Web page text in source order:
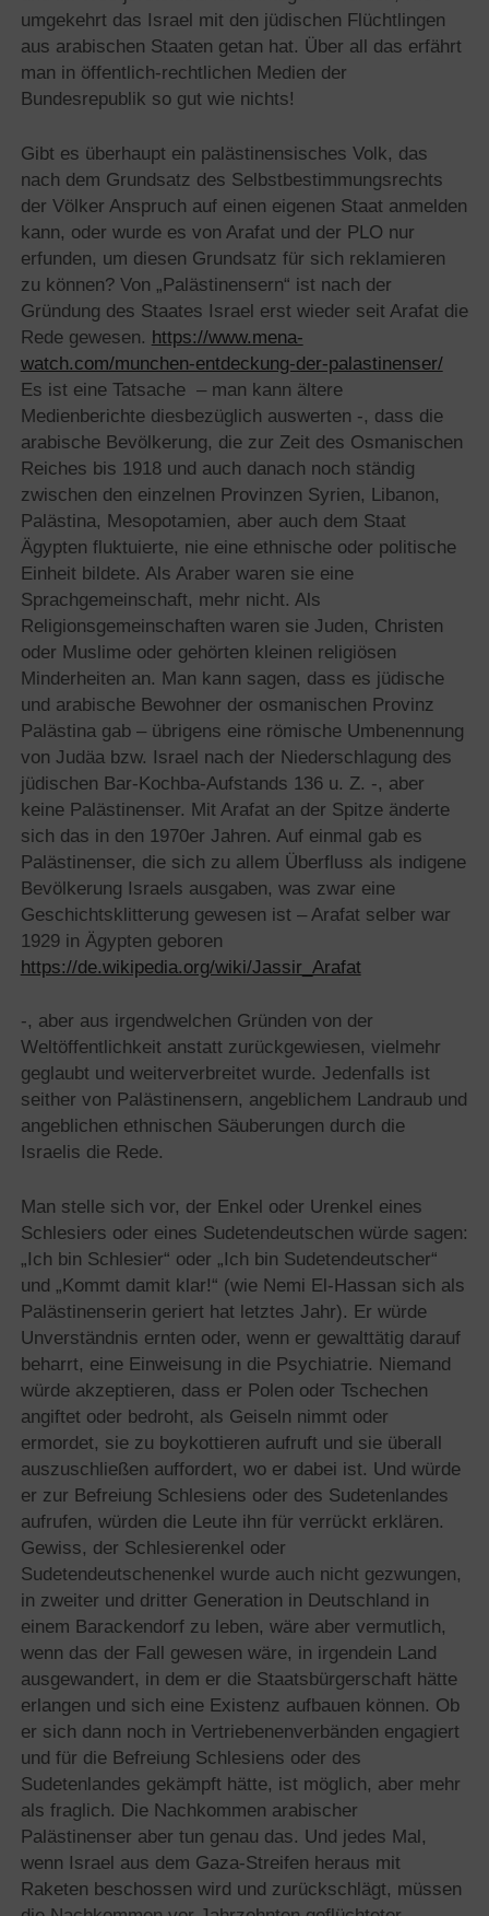
umgekehrt das Israel mit den jüdischen Flüchtlingen
aus arabischen Staaten getan hat. Über all das erfährt
man in öffentlich-rechtlichen Medien der
Bundesrepublik so gut wie nichts!
Gibt es überhaupt ein palästinensisches Volk, das
nach dem Grundsatz des Selbstbestimmungsrechts
der Völker Anspruch auf einen eigenen Staat anmelden
kann, oder wurde es von Arafat und der PLO nur
erfunden, um diesen Grundsatz für sich reklamieren
zu können? Von „Palästinensern“ ist nach der
Gründung des Staates Israel erst wieder seit Arafat die
Rede gewesen. https://www.mena-
watch.com/munchen-entdeckung-der-palastinenser/
Es ist eine Tatsache – man kann ältere
Medienberichte diesbezüglich auswerten -, dass die
arabische Bevölkerung, die zur Zeit des Osmanischen
Reiches bis 1918 und auch danach noch ständig
zwischen den einzelnen Provinzen Syrien, Libanon,
Palästina, Mesopotamien, aber auch dem Staat
Ägypten fluktuierte, nie eine ethnische oder politische
Einheit bildete. Als Araber waren sie eine
Sprachgemeinschaft, mehr nicht. Als
Religionsgemeinschaften waren sie Juden, Christen
oder Muslime oder gehörten kleinen religiösen
Minderheiten an. Man kann sagen, dass es jüdische
und arabische Bewohner der osmanischen Provinz
Palästina gab – übrigens eine römische Umbenennung
von Judäa bzw. Israel nach der Niederschlagung des
jüdischen Bar-Kochba-Aufstands 136 u. Z. -, aber
keine Palästinenser. Mit Arafat an der Spitze änderte
sich das in den 1970er Jahren. Auf einmal gab es
Palästinenser, die sich zu allem Überfluss als indigene
Bevölkerung Israels ausgaben, was zwar eine
Geschichtsklitterung gewesen ist – Arafat selber war
1929 in Ägypten geboren
https://de.wikipedia.org/wiki/Jassir_Arafat
-, aber aus irgendwelchen Gründen von der
Weltöffentlichkeit anstatt zurückgewiesen, vielmehr
geglaubt und weiterverbreitet wurde. Jedenfalls ist
seither von Palästinensern, angeblichem Landraub und
angeblichen ethnischen Säuberungen durch die
Israelis die Rede.
Man stelle sich vor, der Enkel oder Urenkel eines
Schlesiers oder eines Sudetendeutschen würde sagen:
„Ich bin Schlesier“ oder „Ich bin Sudetendeutscher“
und „Kommt damit klar!“ (wie Nemi El-Hassan sich als
Palästinenserin geriert hat letztes Jahr). Er würde
Unverständnis ernten oder, wenn er gewalttätig darauf
beharrt, eine Einweisung in die Psychiatrie. Niemand
würde akzeptieren, dass er Polen oder Tschechen
angiftet oder bedroht, als Geiseln nimmt oder
ermordet, sie zu boykottieren aufruft und sie überall
auszuschließen auffordert, wo er dabei ist. Und würde
er zur Befreiung Schlesiens oder des Sudetenlandes
aufrufen, würden die Leute ihn für verrückt erklären.
Gewiss, der Schlesierenkel oder
Sudetendeutschenenkel wurde auch nicht gezwungen,
in zweiter und dritter Generation in Deutschland in
einem Barackendorf zu leben, wäre aber vermutlich,
wenn das der Fall gewesen wäre, in irgendein Land
ausgewandert, in dem er die Staatsbürgerschaft hätte
erlangen und sich eine Existenz aufbauen können. Ob
er sich dann noch in Vertriebenenverbänden engagiert
und für die Befreiung Schlesiens oder des
Sudetenlandes gekämpft hätte, ist möglich, aber mehr
als fraglich. Die Nachkommen arabischer
Palästinenser aber tun genau das. Und jedes Mal,
wenn Israel aus dem Gaza-Streifen heraus mit
Raketen beschossen wird und zurückschlägt, müssen